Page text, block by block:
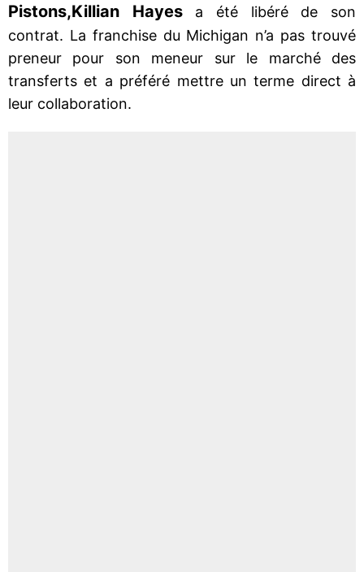
Pistons,Killian Hayesa été libéré de son
contrat. La franchise du Michigan n’a pas trouvé
preneur pour son meneur sur le marché des
transferts et a préféré mettre un terme direct à
leur collaboration.